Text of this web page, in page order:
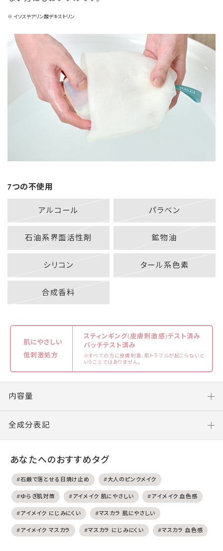
※ イソステアリン酸デキストリン
7つの不使用
アルコール パラベン
石油系界面活性剤 鉱物油
シリコン タール系色素
合成香料
肌にやさしい
低刺激処方
スティンギング(皮膚刺激感)テスト済み
パッチテスト済み
※すべての方に皮膚刺激、肌トラブルが起こらないと
いうことではありません。
内容量
全成分表記
あなたへのおすすめタグ
#石鹸で落とせる日焼け止め #大人のピンクメイク
#ゆらぎ肌対策 #アイメイク 肌にやさしい #アイメイク 血色感
#アイメイク にじみにくい #マスカラ 肌にやさしい
#アイメイク マスカラ #マスカラ にじみにくい #マスカラ 血色感